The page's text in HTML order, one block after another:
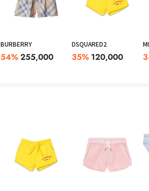
BURBERRY
54%255,000
DSQUARED2
35% 120,000